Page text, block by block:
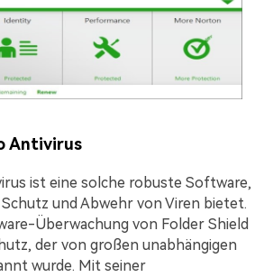
Antivirus
ist eine solche robuste Software,
und Abwehr von Viren bietet.
Überwachung von Folder Shield
der von großen unabhängigen
wurde. Mit seiner